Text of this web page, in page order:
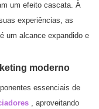
um efeito cascata. À
experiências, as
um alcance expandido e
moderno
essenciais de
, aproveitando